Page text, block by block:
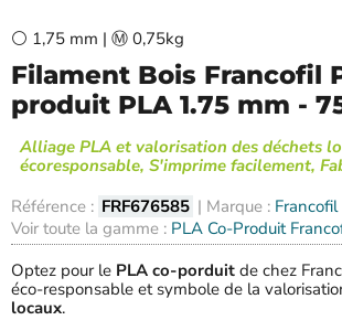
⚪ 1,75 mm | Ⓜ️ 0,75kg
Filament Bois Francofil
produit PLA 1.75 mm -
Alliage PLA et valorisation des déchets
écoresponsable, S'imprime facilement,
Référence : FRF676585 | Marque : Francofil
Voir toute la gamme : PLA Co-Produit
Optez pour le PLA co-porduit de chez
éco-responsable et symbole de la
locaux.